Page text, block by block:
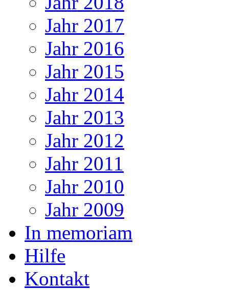
Jahr 2017
Jahr 2016
Jahr 2015
Jahr 2014
Jahr 2013
Jahr 2012
Jahr 2011
Jahr 2010
Jahr 2009
In memoriam
Hilfe
Kontakt